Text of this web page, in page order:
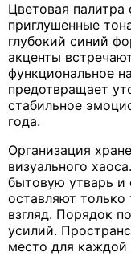
Цветовая палитра
приглушенные
глубокий синий
акценты
функциональное
предотвращает
стабильное
года.
Организация
визуального
бытовую утварь
оставляют
взгляд. Порядок
усилий.
место для каждой